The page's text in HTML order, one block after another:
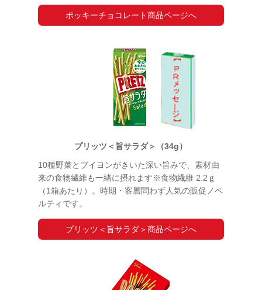
ポッキーチョコレート商品ページへ
プリッツ＜旨サラダ＞（34g）
10種野菜とブイヨンがきいた深い旨みで、素材由
来の食物繊維も一緒に摂れます※食物繊維 2.2ｇ
（1箱あたり）。時期・客層問わず人気の販促ノベ
ルティです。
プリッツ＜旨サラダ＞商品ページへ